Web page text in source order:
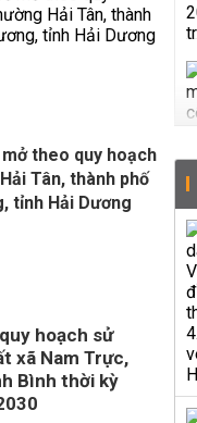
theo quy hoạch
Tân, thành phố
tỉnh Hải Dương
hoạch sử
xã Nam Trực,
Bình thời kỳ